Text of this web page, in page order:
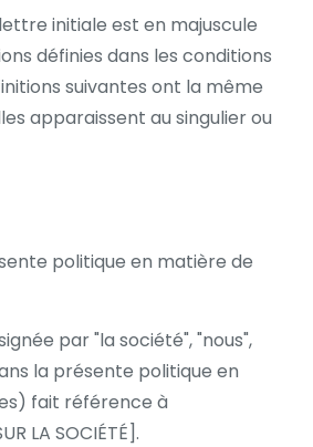
initiale est en majuscule
définies dans les conditions
suivantes ont la même
apparaissent au singulier ou
politique en matière de
par "la société", "nous",
la présente politique en
fait référence à
LA SOCIÉTÉ].